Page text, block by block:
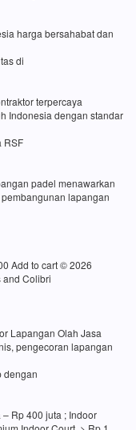
harga bersahabat dan
di
terpercaya
Indonesia dengan standar
RSF
padel menawarkan
lapangan
Add to cart © 2026
and Colibri
Lapangan Olah Jasa
pengecoran lapangan
dengan
Rp 400 juta ; Indoor